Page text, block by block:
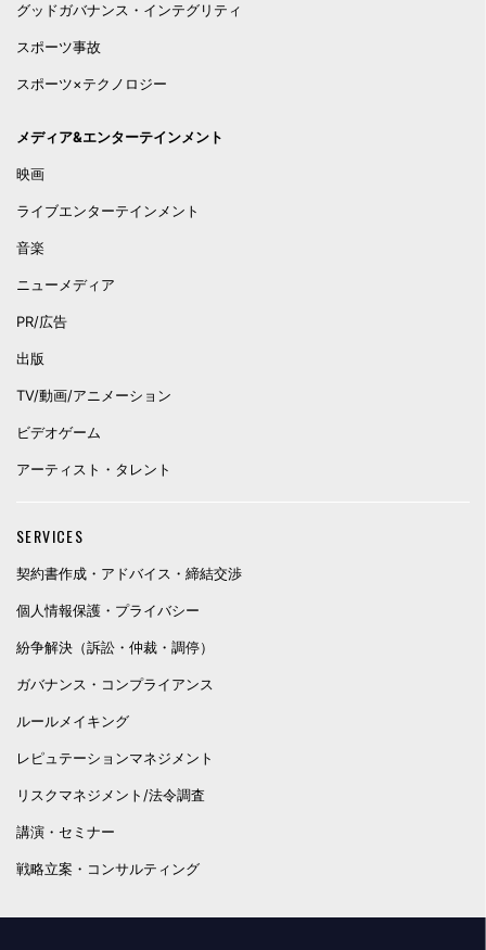
グッドガバナンス・インテグリティ
スポーツ事故
スポーツ×テクノロジー
メディア&エンターテインメント
映画
ライブエンターテインメント
音楽
ニューメディア
PR/広告
出版
TV/動画/アニメーション
ビデオゲーム
アーティスト・タレント
SERVICES
契約書作成・アドバイス・締結交渉
個人情報保護・プライバシー
紛争解決（訴訟・仲裁・調停）
ガバナンス・コンプライアンス
ルールメイキング
レピュテーションマネジメント
リスクマネジメント/法令調査
講演・セミナー
戦略立案・コンサルティング